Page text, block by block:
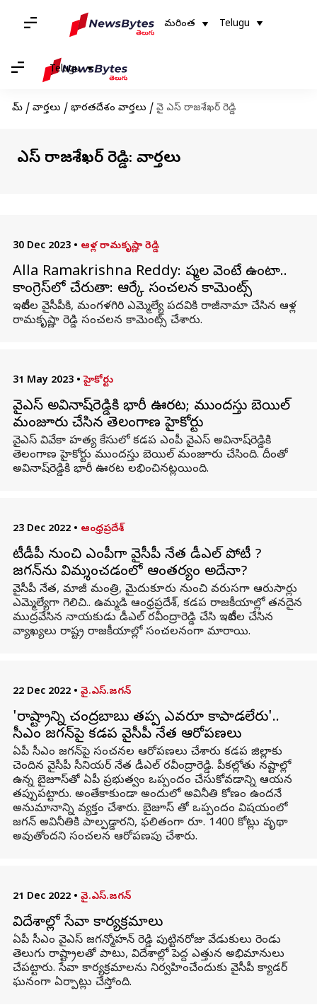
మరింత Telugu
Telugu
హోమ్ / వార్తలు / భారతదేశం వార్తలు / వై ఎస్ రాజశేఖర్ రెడ్డి
వై ఎస్ రాజశేఖర్ రెడ్డి: వార్తలు
30 Dec 2023 • ఆళ్ల రామకృష్ణా రెడ్డి
Alla Ramakrishna Reddy: షర్మిల వెంటే ఉంటా..
కాంగ్రెస్‌లో చేరుతా: ఆర్కే సంచలన కామెంట్స్
ఇటీవల వైసీపీకి, మంగళగిరి ఎమ్మెల్యే పదవికి రాజీనామా చేసిన ఆళ్ల
రామకృష్ణా రెడ్డి సంచలన కామెంట్స్ చేశారు.
31 May 2023 • హైకోర్టు
వైఎస్‌ అవినాష్‌రెడ్డికి భారీ ఊరట; ముందస్తు బెయిల్
మంజూరు చేసిన తెలంగాణ హైకోర్టు
వైఎస్ వివేకా హత్య కేసులో కడప ఎంపీ వైఎస్‌ అవినాష్‌రెడ్డికి
తెలంగాణ హైకోర్టు ముందస్తు బెయిల్‌ మంజూరు చేసింది. దీంతో
అవినాష్‌రెడ్డికి భారీ ఊరట లభించినట్లయింది.
23 Dec 2022 • ఆంధ్రప్రదేశ్
టీడీపీ నుంచి ఎంపీగా వైసీపీ నేత డీఎల్ పోటీ ?
జగన్‌ను విమర్శించడంలో ఆంతర్యం అదేనా?
వైసీపీ నేత, మాజీ మంత్రి, మైదుకూరు నుంచి వరుసగా ఆరుసార్లు
ఎమ్మెల్యేగా గెలిచి.. ఉమ్మడి ఆంధ్రప్రదేశ్‌, కడప రాజకీయాల్లో తనదైన
ముద్రవేసిన నాయకుడు డీఎల్ రవీంద్రారెడ్డి చేసి ఇటీవల చేసిన
వ్యాఖ్యలు రాష్ట్ర రాజకీయాల్లో సంచలనంగా మారాయి.
22 Dec 2022 • వై.ఎస్.జగన్
'రాష్ట్రాన్ని చంద్రబాబు తప్ప ఎవరూ కాపాడలేరు'..
సీఎం జగన్‌పై కడప వైసీపీ నేత ఆరోపణలు
ఏపీ సీఎం జగన్‌పై సంచనల ఆరోపణలు చేశారు కడప జిల్లాకు
చెందిన వైసీపీ సీనియర్ నేత డీఎల్ రవీంద్రారెడ్డి. పీకల్లోతు నష్టాల్లో
ఉన్న బైజూస్‌తో ఏపీ ప్రభుత్వం ఒప్పందం చేసుకోవడాన్ని ఆయన
తప్పుపట్టారు. అంతేకాకుండా అందులో అవినీతి కోణం ఉందనే
అనుమానాన్ని వ్యక్తం చేశారు. బైజూస్ తో ఒప్పందం విషయంలో
జగన్ అవినీతికి పాల్పడ్డారని, ఫలితంగా రూ. 1400 కోట్లు వృథా
అవుతోందని సంచలన ఆరోపణపు చేశారు.
21 Dec 2022 • వై.ఎస్.జగన్
విదేశాల్లో సేవా కార్యక్రమాలు
ఏపీ సీఎం వైఎస్ జగన్మోహన్ రెడ్డి పుట్టినరోజు వేడుకులు రెండు
తెలుగు రాష్ట్రాలతో పాటు, విదేశాల్లో పెద్ద ఎత్తున అభిమానులు
చేపట్టారు. సేవా కార్యక్రమాలను నిర్వహించేందుకు వైసీపీ క్యాడర్
ఘనంగా ఏర్పాట్లు చేస్తోంది.